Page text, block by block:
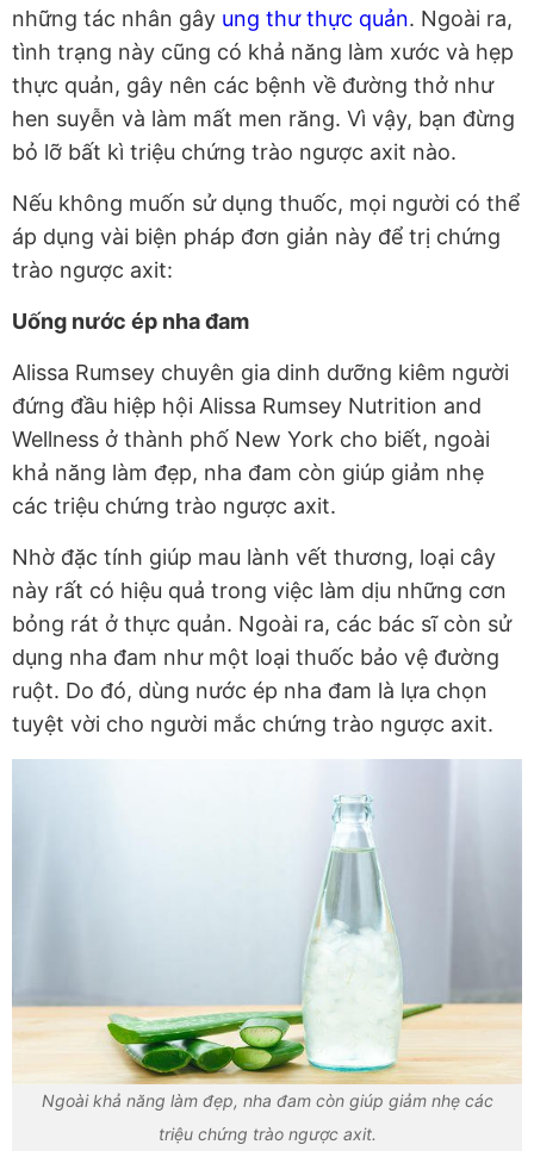
những tác nhân gây ung thư thực quản. Ngoài ra,
tình trạng này cũng có khả năng làm xước và hẹp
thực quản, gây nên các bệnh về đường thở như
hen suyễn và làm mất men răng. Vì vậy, bạn đừng
bỏ lỡ bất kì triệu chứng trào ngược axit nào.
Nếu không muốn sử dụng thuốc, mọi người có thể
áp dụng vài biện pháp đơn giản này để trị chứng
trào ngược axit:
Uống nước ép nha đam
Alissa Rumsey chuyên gia dinh dưỡng kiêm người
đứng đầu hiệp hội Alissa Rumsey Nutrition and
Wellness ở thành phố New York cho biết, ngoài
khả năng làm đẹp, nha đam còn giúp giảm nhẹ
các triệu chứng trào ngược axit.
Nhờ đặc tính giúp mau lành vết thương, loại cây
này rất có hiệu quả trong việc làm dịu những cơn
bỏng rát ở thực quản. Ngoài ra, các bác sĩ còn sử
dụng nha đam như một loại thuốc bảo vệ đường
ruột. Do đó, dùng nước ép nha đam là lựa chọn
tuyệt vời cho người mắc chứng trào ngược axit.
Ngoài khả năng làm đẹp, nha đam còn giúp giảm nhẹ các
triệu chứng trào ngược axit.